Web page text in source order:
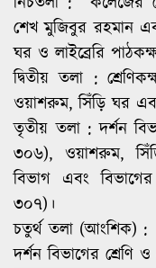
শেখ মুজিবুর রহমান
ঘর ও লাইব্রেরি
দ্বিতীয় তলা :
ওয়াশরুম, সিঁড়ি ঘর
তৃতীয় তলা : দর্শন
৩০৬), ওয়াশরুম,
বিভাগ এবং
৩০৭)।
চতুর্থ তলা (আংশিক) :
দর্শন বিভাগের